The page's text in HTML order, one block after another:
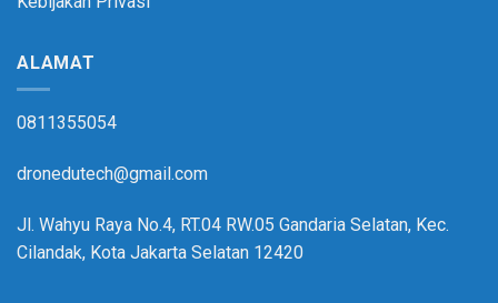
ALAMAT
0811355054
dronedutech@gmail.com
Jl. Wahyu Raya No.4, RT.04 RW.05 Gandaria Selatan, Kec.
Cilandak, Kota Jakarta Selatan 12420